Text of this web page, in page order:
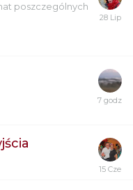
poszczególnych